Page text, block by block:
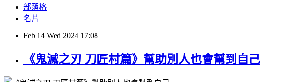
部落格
名片
Feb 14 Wed 2024 17:08
《鬼滅之刃 刀匠村篇》幫助別人也會幫到自己